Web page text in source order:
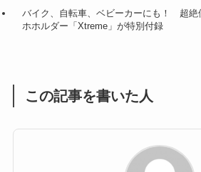
バイク、自転車、ベビーカーにも！ 超絶
ホホルダー「Xtreme」が特別付録
この記事を書いた人